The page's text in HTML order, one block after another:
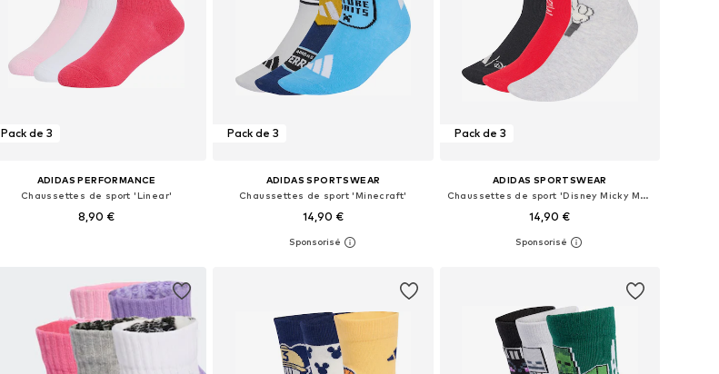
Pack de 3
ADIDAS PERFORMANCE
Chaussettes de sport 'Linear'
8,90 €
Pack de 3
ADIDAS SPORTSWEAR
Chaussettes de sport 'Minecraft'
14,90 €
Disponible en plusieurs tailles
Pack de 3
ADIDAS SPORTSWEAR
Chaussettes de sport 'Disney Micky Maus'
14,90 €
Disponible en plusieurs tailles